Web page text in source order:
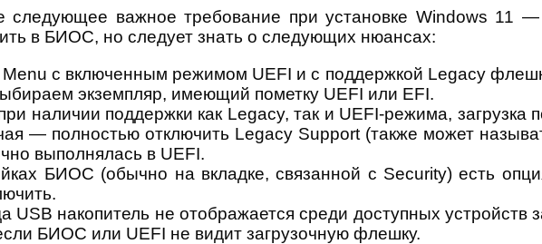
следующее важное требование при установке Windows 11
в БИОС, но следует знать о следующих нюансах:
с включенным режимом UEFI и с поддержкой Legacy
экземпляр, имеющий пометку UEFI или EFI.
наличии поддержки как Legacy, так и UEFI-режима,
— полностью отключить Legacy Support (также может
выполнялась в UEFI.
БИОС (обычно на вкладке, связанной с Security) есть
USB накопитель не отображается среди доступных
БИОС или UEFI не видит загрузочную флешку.